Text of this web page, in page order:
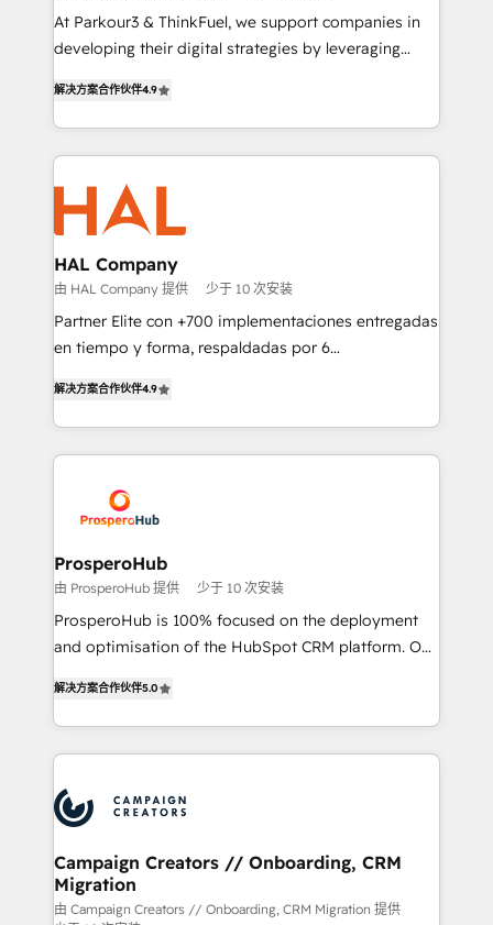
but small enough to listen. Our Services: HubSpot
implementations & data migration Custom AI agents
Website design Let’s turn your CRM into your growth
engine!
At Parkour3 & ThinkFuel, we support companies in
developing their digital strategies by leveraging
sales processes to generate growth. Our offer spans
from Strategy to Operations. We specialize in CRM
onboarding and implementation, web design, sales
& marketing automation, and digital marketing. With
extensive experience working with tech companies
and manufacturers since 2002, we are committed to
empowering our clients and developing their
autonomy. Get to grips with HubSpot through
guided implementation and seamless integration of
the CRM platform into your digital ecosystem. Would
marketing strategy? We'll provide support tailored
to your needs and sales objectives. With 125+
Accreditations. Based in Canada (coast to coast), our
services are offered in both English & French.
解决方案合作伙伴4.9
HAL Company
由 HAL Company 提供 少于 10 次安装
Partner Elite con +700 implementaciones entregadas
en tiempo y forma, respaldadas por 6
Certified Trainers avalados por HubSpot Academy.
Acompañamos a las empresas en cada etapa de su
crecimiento integrando estrategia, tecnología y
reales. Nos caracterizamos por combinar excelencia
técnica con una mirada estratégica a largo plazo.
解决方案合作伙伴4.9
ProsperoHub
由 ProsperoHub 提供 少于 10 次安装
ProsperoHub is 100% focused on the deployment
and optimisation of the HubSpot CRM platform. Our
ensure that you achieve maximum adoption and
ROI from your HubSpot investment. Use our
extensive HubSpot, sales, marketing, service and
HubSpot journey, design and implement your
processes and skilfully bring your revenue
infrastructure to life. Our collaborative approach
keeps you in control whilst we plan and support the
route to your revenue goals. We have successfully
解决方案合作伙伴5.0
Campaign Creators // Onboarding, CRM
Migration
由 Campaign Creators // Onboarding, CRM Migration 提供